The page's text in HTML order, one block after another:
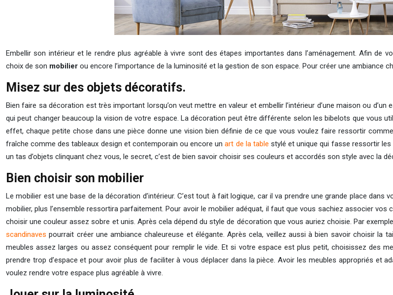
Embellir son intérieur et le rendre plus agréable à vivre sont des étapes importantes dans l’aménagement. Afin de
choix de son mobilier ou encore l’importance de la luminosité et la gestion de son espace. Pour créer une ambiance
Misez sur des objets décoratifs.
Bien faire sa décoration est très important lorsqu’on veut mettre en valeur et embellir l’intérieur d’une maison ou
qui peut changer beaucoup la vision de votre espace. La décoration peut être différente selon les bibelots que vous
effet, chaque petite chose dans une pièce donne une vision bien définie de ce que vous voulez faire ressortir
fraîche comme des tableaux design et contemporain ou encore unart de la table stylé et unique qui fasse ressortir
un tas d’objets clinquant chez vous, le secret, c’est de bien savoir choisir ses couleurs et accordés son style avec la
Bien choisir son mobilier
Le mobilier est une base de la décoration d’intérieur. C’est tout à fait logique, car il va prendre une grande place
mobilier, plus l’ensemble ressortira parfaitement. Pour avoir le mobilier adéquat, il faut que vous sachiez associer
choisir une couleur assez sobre et unis. Après cela dépend du style de décoration que vous auriez choisie. Par
scandinaves pourrait créer une ambiance chaleureuse et élégante. Après cela, veillez aussi à bien savoir choisir la
meubles assez larges ou assez conséquent pour remplir le vide. Et si votre espace est plus petit, choisissez des
prendre trop d’espace et pour avoir plus de faciliter à vous déplacer dans la pièce. Avoir les meubles appropriés et
voulez rendre votre espace plus agréable à vivre.